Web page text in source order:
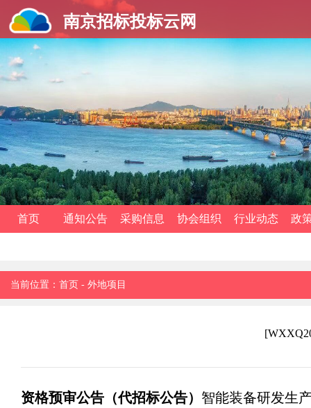
南京招标投标云网
首页 通知公告 采购信息 协会组织 行业动态 政
当前位置： 首页 - 外地项目
资格预审公告（代招标公告） 智能装备研发生